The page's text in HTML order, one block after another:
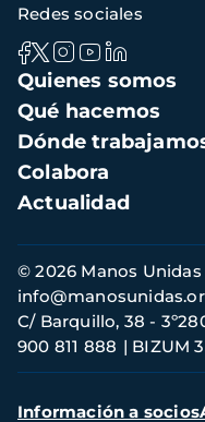
Navegación
principal
Quienes somos
Qué hacemos
Dónde
Colabora
Actualidad
Redes sociales
Información
de
contacto
© 2026 Manos Unidas
C/ Barquillo, 38 -
900 811 888
BIZUM
Menú
Información a socios